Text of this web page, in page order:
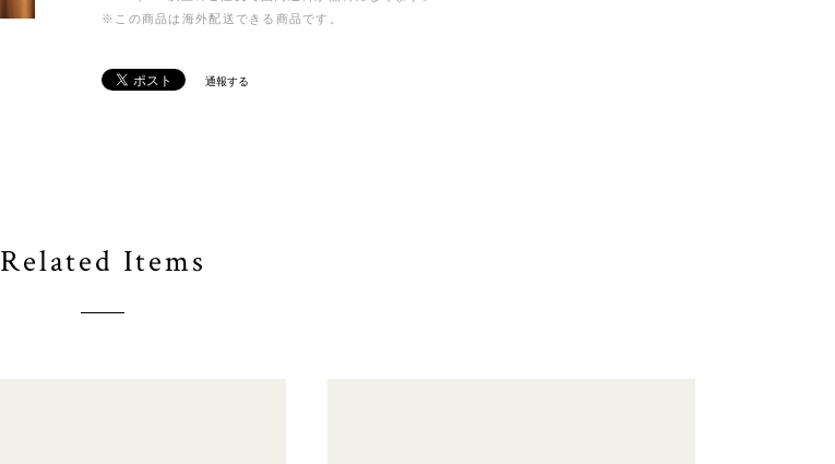
※この商品は海外配送できる商品です。
通報する
Related Items